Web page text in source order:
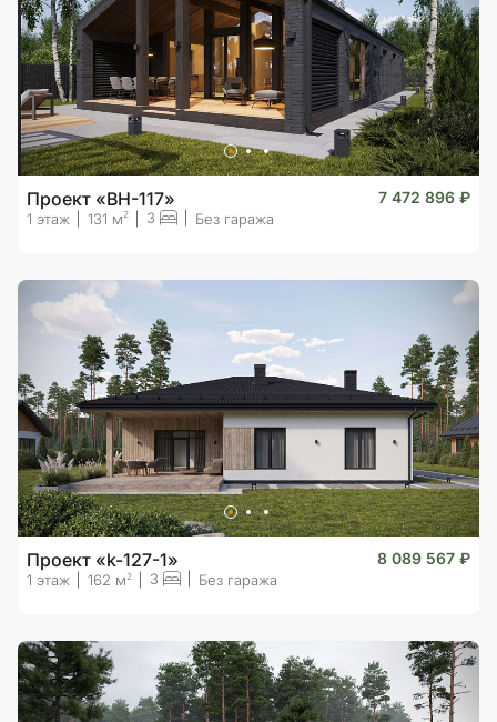
Проект «BH-117» 7 472 896 ₽
1 этаж 131 м2 3 Без гаража
Проект «k-127-1» 8 089 567 ₽
1 этаж 162 м 2 3 Без гаража